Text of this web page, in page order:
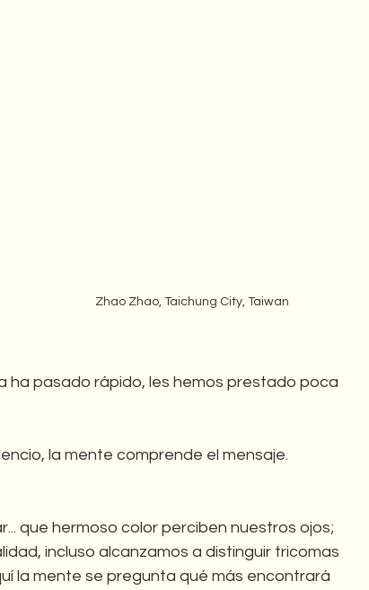
Zhao Zhao, Taichung City, Taiwan
ha pasado rápido, les hemos prestado poca
la mente comprende el mensaje.
que hermoso color perciben nuestros ojos;
incluso alcanzamos a distinguir tricomas
la mente se pregunta qué más encontrará